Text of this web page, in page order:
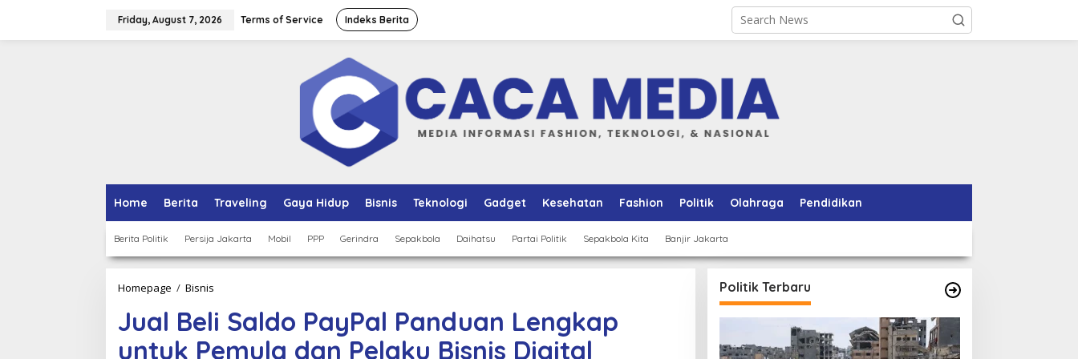
Friday, August 7, 2026 Terms of Service Indeks Berita
Home Berita Traveling Gaya Hidup Bisnis Teknologi Gadget Kesehatan Fashion Politik Olahraga Pendidikan
Berita Politik Persija Jakarta Mobil PPP Gerindra Sepakbola Daihatsu Partai Politik Sepakbola Kita Banjir Jakarta
Homepage / Bisnis
Saldo
PayPal
Panduan
Jual Beli Saldo PayPal Panduan Lengkap
untuk Pemula dan Pelaku Bisnis Digital
Politik Terbaru